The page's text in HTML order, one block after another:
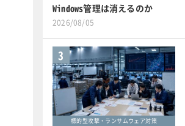
Windows管理は消えるのか
2026/08/05
3
標的型攻撃・ランサムウェア対策